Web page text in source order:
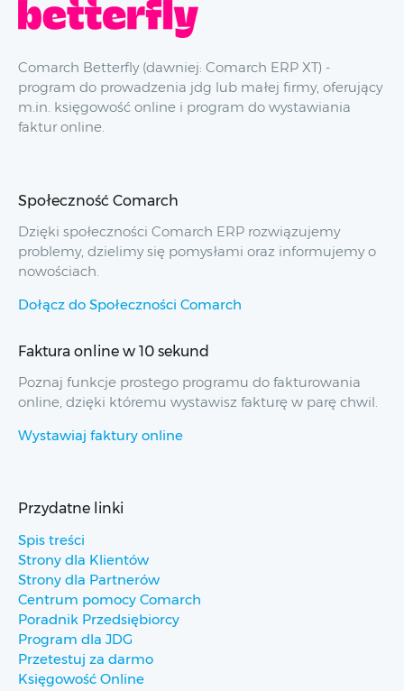
Comarch Betterfly (dawniej: Comarch ERP XT) -
program do prowadzenia jdg lub małej firmy, oferujący
m.in. księgowość online i program do wystawiania
faktur online.
Społeczność Comarch
Dzięki społeczności Comarch ERP rozwiązujemy
problemy, dzielimy się pomysłami oraz informujemy o
nowościach.
Dołącz do Społeczności Comarch
Faktura online w 10 sekund
Poznaj funkcje prostego programu do fakturowania
online, dzięki któremu wystawisz fakturę w parę chwil.
Wystawiaj faktury online
Przydatne linki
Spis treści
Strony dla Klientów
Strony dla Partnerów
Centrum pomocy Comarch
Poradnik Przedsiębiorcy
Program dla JDG
Przetestuj za darmo
Księgowość Online